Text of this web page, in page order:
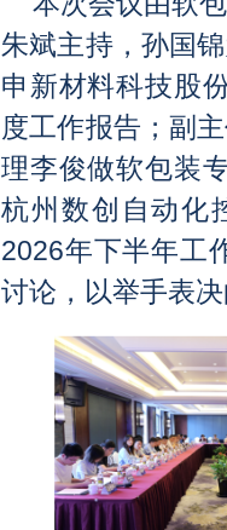
朱斌主持，孙国
申新材料科技股
度工作报告；副
理李俊做软包装
杭州数创自动化
2026年下半年工
讨论，以举手表